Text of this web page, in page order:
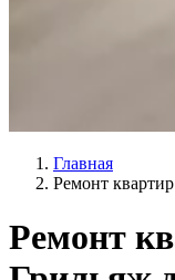
Главная
Ремонт
Ремонт